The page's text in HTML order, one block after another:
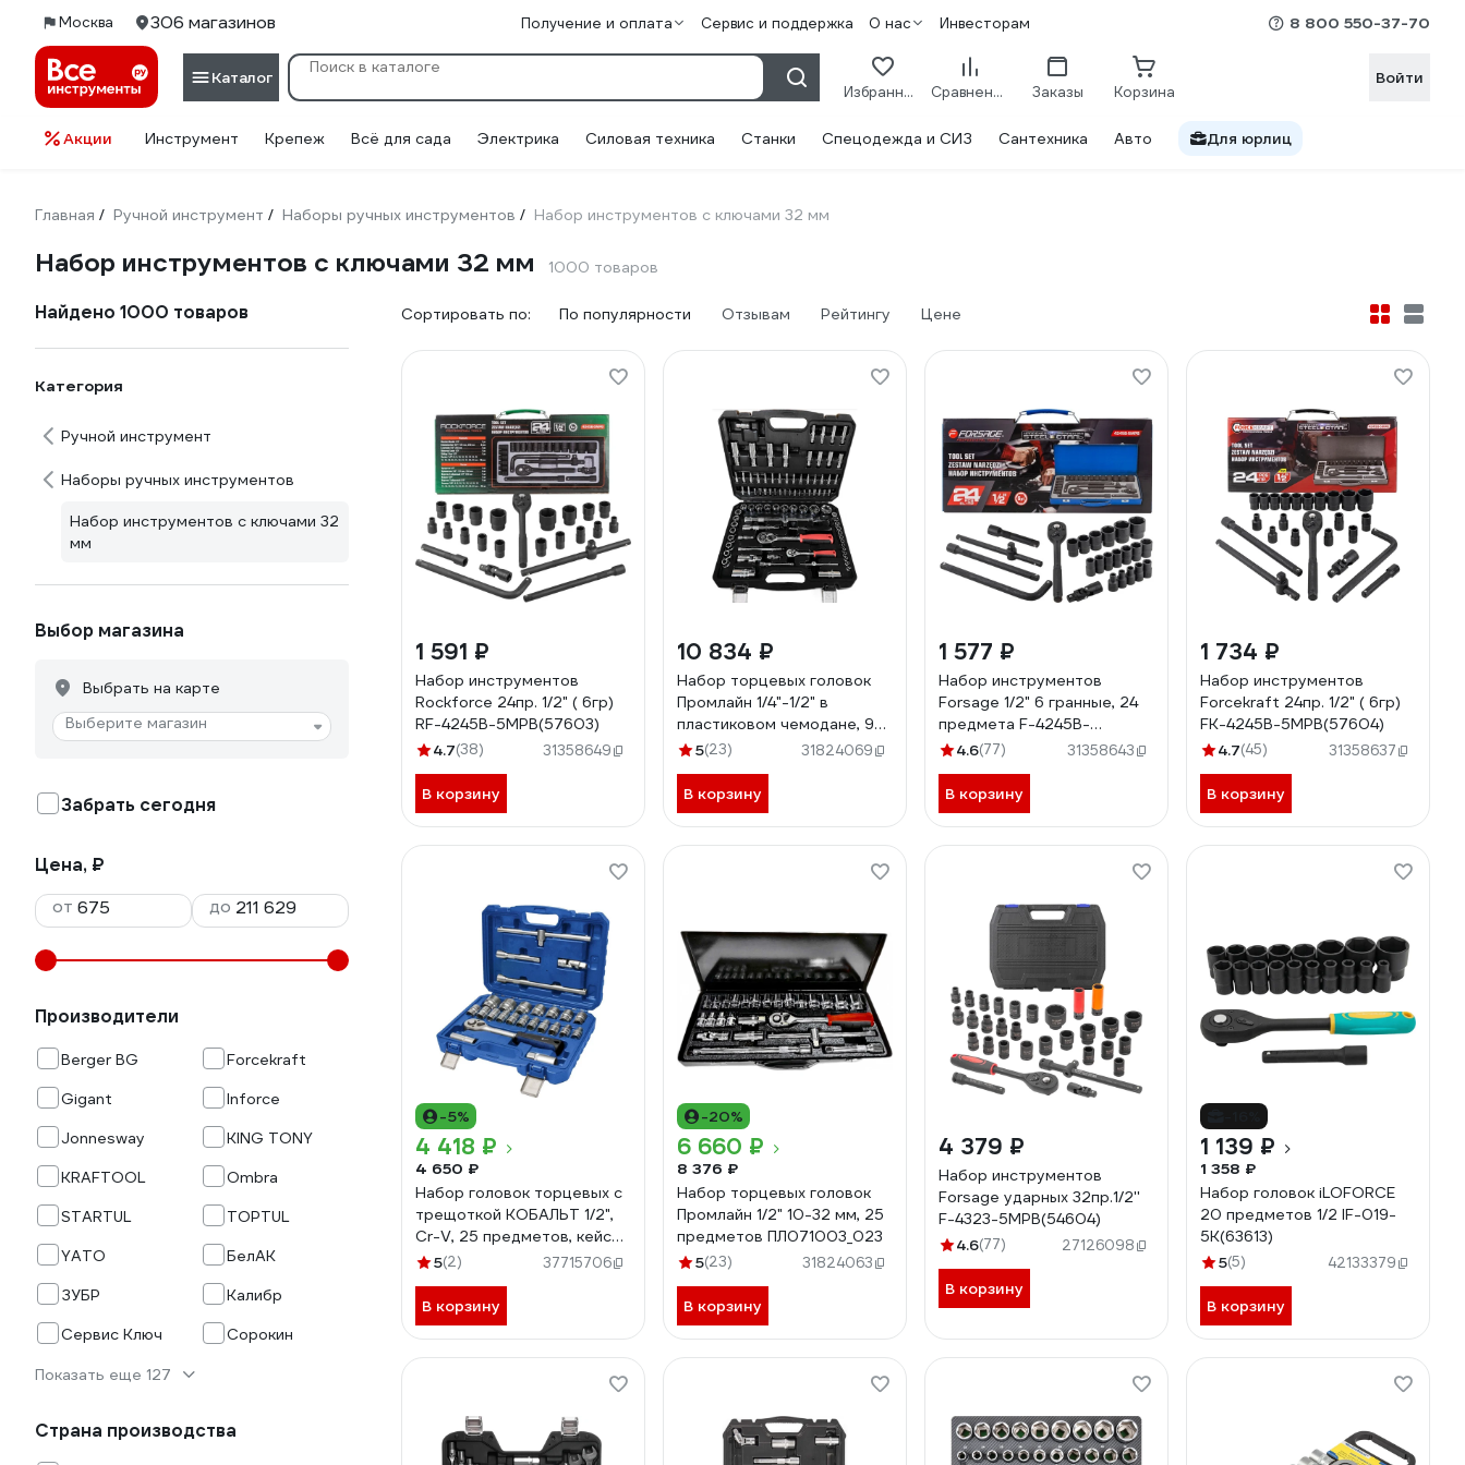
Москва 306 магазинов Получение и оплата Сервис и поддержка О нас Инвесторам 8 800 550-37-70
Каталог
Избранное Сравнение Заказы Корзина
Войти
Акции Инструмент Крепеж Всё для сада Электрика Силовая техника Станки Спецодежда и СИЗ Сантехника Авто Для юрлиц
Главная / Ручной инструмент / Наборы ручных инструментов / Набор инструментов с ключами 32 мм
Набор инструментов с ключами 32 мм 1000 товаров
Найдено 1000 товаров
Категория
Ручной инструмент
Наборы ручных инструментов
Набор инструментов с ключами 32
мм
Выбор магазина
Выбрать на карте
Выберите магазин
Забрать сегодня
Цена, ₽
от
до
Производители
Berger BG
Forcekraft
Gigant
Inforce
Jonnesway
KING TONY
KRAFTOOL
Ombra
STARTUL
TOPTUL
YATO
БелАК
ЗУБР
Калибр
Сервис Ключ
Сорокин
Показать еще 127
Страна производства
Сортировать по: По популярности Отзывам Рейтингу Цене
1 591 ₽
Набор инструментов
Rockforce 24пр. 1/2" ( 6гр)
RF-4245B-5MPB(57603)
4.7(38) 31358649
В корзину
10 834 ₽
Набор торцевых головок
Промлайн 1/4"-1/2" в
пластиковом чемодане, 94
предмета
5(23) 31824069
В корзину
1 577 ₽
Набор инструментов
Forsage 1/2" 6 гранные, 24
предмета F-4245B-
5MPB(57605)
4.6(77) 31358643
В корзину
1 734 ₽
Набор инструментов
Forcekraft 24пр. 1/2" ( 6гр)
FK-4245B-5MPB(57604)
4.7(45) 31358637
В корзину
-5%
4 418 ₽
4 650 ₽
Набор головок торцевых с
трещоткой КОБАЛЬТ 1/2",
Cr-V, 25 предметов, кейс
919-593
5(2) 37715706
В корзину
-20%
6 660 ₽
8 376 ₽
Набор торцевых головок
Промлайн 1/2" 10-32 мм, 25
предметов ПЛ071003_023
5(23) 31824063
В корзину
4 379 ₽
Набор инструментов
Forsage ударных 32пр.1/2''
F-4323-5MPB(54604)
4.6(77) 27126098
В корзину
1 139 ₽
1 358 ₽
Набор головок iLOFORCE
20 предметов 1/2 IF-019-
5K(63613)
5(5) 42133379
В корзину